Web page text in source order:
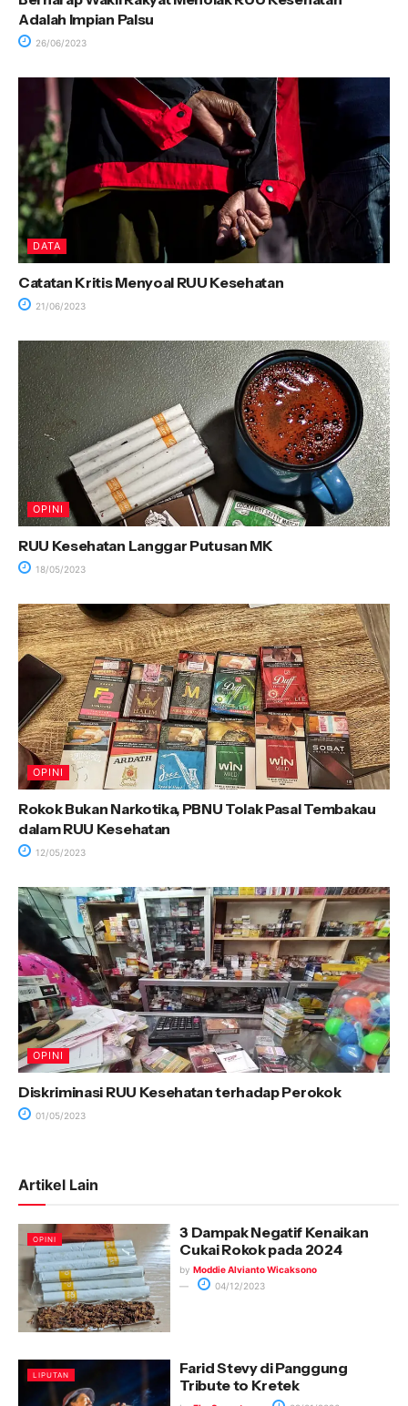
Adalah Impian Palsu
26/06/2023
DATA
Catatan Kritis Menyoal RUU Kesehatan
21/06/2023
OPINI
RUU Kesehatan Langgar Putusan MK
18/05/2023
OPINI
Rokok Bukan Narkotika, PBNU Tolak Pasal Tembakau
dalam RUU Kesehatan
12/05/2023
OPINI
Diskriminasi RUU Kesehatan terhadap Perokok
01/05/2023
Artikel Lain
OPINI
3 Dampak Negatif Kenaikan
Cukai Rokok pada 2024
by Moddie Alvianto Wicaksono
04/12/2023
LIPUTAN
Farid Stevy di Panggung
Tribute to Kretek